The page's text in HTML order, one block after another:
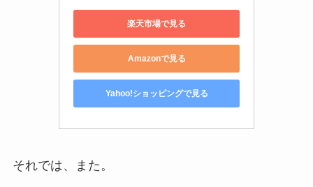
楽天市場で見る
Amazonで見る
Yahoo!ショッピングで見る
それでは、また。